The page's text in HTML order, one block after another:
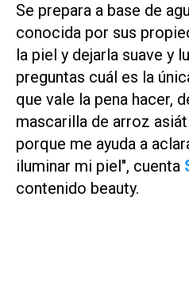
Se prepara a base de
conocida por sus
la piel y dejarla suave y
preguntas cuál es la
que vale la pena hacer,
mascarilla de arroz
porque me ayuda a
iluminar mi piel", cuenta
contenido beauty.